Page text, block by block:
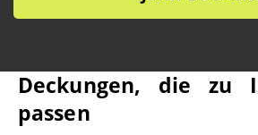
Deckungen, die zu
passen